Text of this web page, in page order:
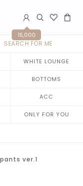
15,000
SEARCH FOR ME
WHITE LOUNGE
BOTTOMS
ACC
ONLY FOR YOU
ver.1